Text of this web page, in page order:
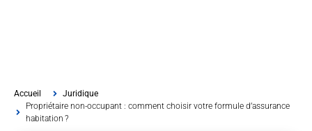
Accueil
Juridique
Propriétaire non-occupant : comment choisir votre formule d’assurance
habitation ?